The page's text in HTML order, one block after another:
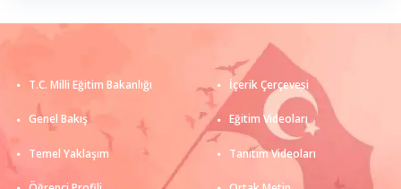
T.C. Milli Eğitim Bakanlığı
Genel Bakış
Temel Yaklaşım
İçerik Çerçevesi
Eğitim Videoları
Tanıtım Videoları